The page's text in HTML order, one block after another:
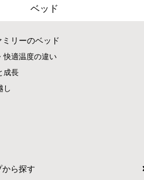
ベッド
リーのベッド
快適温度の違い
成長
し
ら探す